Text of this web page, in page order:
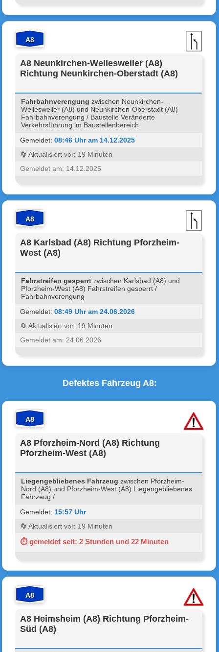
A8
A8 Neunkirchen-Wellesweiler (A8)
Richtung Neunkirchen-Oberstadt (A8)
Fahrbahnverengung zwischen Neunkirchen-
Wellesweiler (A8) und Neunkirchen-Oberstadt (A8)
Fahrbahnverengung / Baustelle Veränderte
Verkehrsführung im Baustellenbereich
Gemeldet:08:46 Uhr am 14.12.2025
🔄 Aktualisiert vor: 19 Minuten
Gemeldet am: 14.12.2025
A8
A8 Karlsbad (A8) Richtung Pforzheim-
West (A8)
Fahrstreifen gesperrt zwischen Karlsbad (A8) und
Pforzheim-West (A8) Fahrstreifen gesperrt /
Fahrbahnverengung
Gemeldet:08:49 Uhr am 24.06.2026
🔄 Aktualisiert vor: 19 Minuten
Gemeldet am: 24.06.2026
Defektes Fahrzeug A8:
A8
A8 Pforzheim-Nord (A8) Richtung
Pforzheim-West (A8)
Liegengebliebenes Fahrzeug zwischen Pforzheim-
Nord (A8) und Pforzheim-West (A8) Liegengebliebenes
Fahrzeug /
Gemeldet: 15:57 Uhr
🔄 Aktualisiert vor: 19 Minuten
⏱ gemeldet seit: 2 Stunden und 22 Minuten
A8
A8 Heimsheim (A8) Richtung Pforzheim-
Süd (A8)